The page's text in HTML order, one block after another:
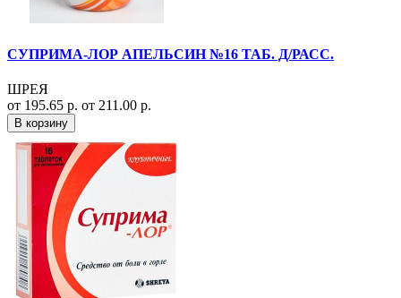
СУПРИМА-ЛОР АПЕЛЬСИН №16 ТАБ. Д/РАСС.
ШРЕЯ
от 195.65 р. от 211.00 р.
В корзину